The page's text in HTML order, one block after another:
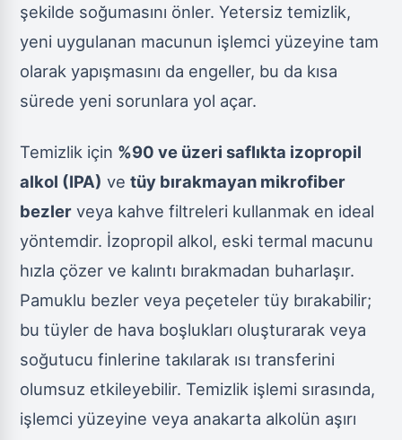
şekilde soğumasını önler. Yetersiz temizlik,
yeni uygulanan macunun işlemci yüzeyine tam
olarak yapışmasını da engeller, bu da kısa
sürede yeni sorunlara yol açar.
Temizlik için %90 ve üzeri saflıkta izopropil
alkol (IPA) vetüy bırakmayan mikrofiber
bezler veya kahve filtreleri kullanmak en ideal
yöntemdir. İzopropil alkol, eski termal macunu
hızla çözer ve kalıntı bırakmadan buharlaşır.
Pamuklu bezler veya peçeteler tüy bırakabilir;
bu tüyler de hava boşlukları oluşturarak veya
soğutucu finlerine takılarak ısı transferini
olumsuz etkileyebilir. Temizlik işlemi sırasında,
işlemci yüzeyine veya anakarta alkolün aşırı